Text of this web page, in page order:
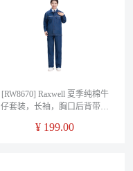
[RW8670] Raxwell 夏季纯棉牛
仔套装，长袖，胸口后背带反
¥ 199.00